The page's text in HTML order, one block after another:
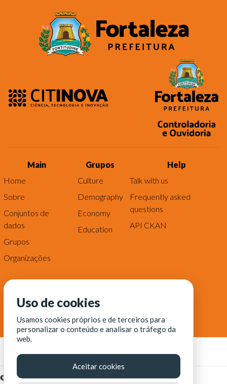
Main
Home
Sobre
Conjuntos de
dados
Grupos
Organizações
Grupos
Culture
Demography
Economy
Education
Help
Talk with us
Frequently asked
questions
API CKAN
© Fortaleza Digital || CITINOVA - Fundação de Ciência,
Uso de cookies
Usamos cookies próprios e de terceiros para
personalizar o conteúdo e analisar o tráfego da
web.
Aceitar cookies